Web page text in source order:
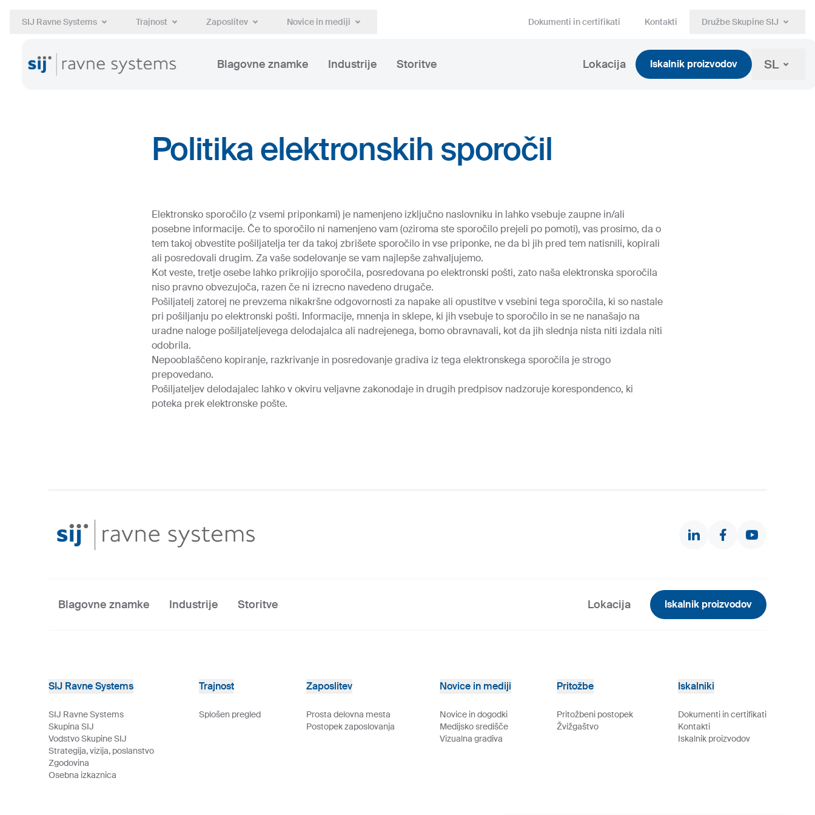
SIJ Ravne Systems Trajnost Zaposlitev Novice in mediji Dokumenti in certifikati Kontakti Družbe Skupine SIJ
Blagovne znamke Industrije Storitve Lokacija Iskalnik proizvodov SL
Politika elektronskih sporočil
Elektronsko sporočilo (z vsemi priponkami) je namenjeno izključno naslovniku in lahko vsebuje zaupne in/ali
posebne informacije. Če to sporočilo ni namenjeno vam (oziroma ste sporočilo prejeli po pomoti), vas prosimo, da o
tem takoj obvestite pošiljatelja ter da takoj zbrišete sporočilo in vse priponke, ne da bi jih pred tem natisnili, kopirali
ali posredovali drugim. Za vaše sodelovanje se vam najlepše zahvaljujemo.
Kot veste, tretje osebe lahko prikrojijo sporočila, posredovana po elektronski pošti, zato naša elektronska sporočila
niso pravno obvezujoča, razen če ni izrecno navedeno drugače.
Pošiljatelj zatorej ne prevzema nikakršne odgovornosti za napake ali opustitve v vsebini tega sporočila, ki so nastale
pri pošiljanju po elektronski pošti. Informacije, mnenja in sklepe, ki jih vsebuje to sporočilo in se ne nanašajo na
uradne naloge pošiljateljevega delodajalca ali nadrejenega, bomo obravnavali, kot da jih slednja nista niti izdala niti
odobrila.
Nepooblaščeno kopiranje, razkrivanje in posredovanje gradiva iz tega elektronskega sporočila je strogo
prepovedano.
Pošiljateljev delodajalec lahko v okviru veljavne zakonodaje in drugih predpisov nadzoruje korespondenco, ki
poteka prek elektronske pošte.
Blagovne znamke Industrije Storitve Lokacija Iskalnik proizvodov
SIJ Ravne Systems
SIJ Ravne Systems
Skupina SIJ
Vodstvo Skupine SIJ
Strategija, vizija, poslanstvo
Zgodovina
Osebna izkaznica
Trajnost
Splošen pregled
Zaposlitev
Prosta delovna mesta
Postopek zaposlovanja
Novice in mediji
Novice in dogodki
Medijsko središče
Vizualna gradiva
Pritožbe
Pritožbeni postopek
Žvižgaštvo
Iskalniki
Dokumenti in certifikati
Kontakti
Iskalnik proizvodov